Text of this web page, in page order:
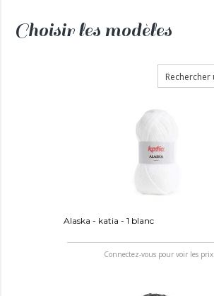
Choisir les modèles
Alaska - katia - 1 blanc
Connectez-vous pour voir les prix